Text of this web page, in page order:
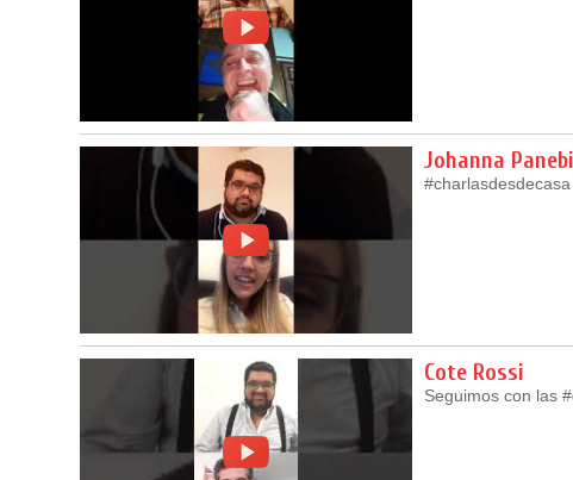
Johanna
Cote Rossi
Seguimos con las